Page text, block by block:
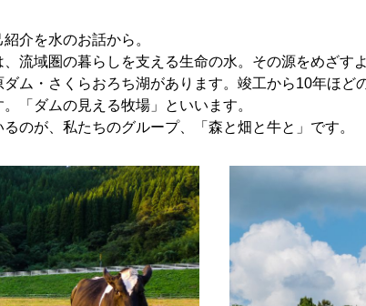
介を水のお話から。
流域圏の暮らしを支える生命の水。その源をめざす
ム・さくらおろち湖があります。竣工から10年ほ
「ダムの見える牧場」といいます。
のが、私たちのグループ、「森と畑と牛と」です。